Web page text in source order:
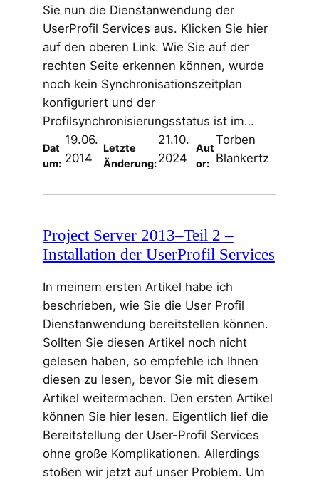
Sie nun die Dienstanwendung der
UserProfil Services aus. Klicken Sie hier
auf den oberen Link. Wie Sie auf der
rechten Seite erkennen können, wurde
noch kein Synchronisationszeitplan
konfiguriert und der
Profilsynchronisierungsstatus ist im…
Dat
um:
19.06.
2014
Letzte
Änderung:
21.10.
2024
Aut
or:
Torben
Blankertz
Project Server 2013–Teil 2 –
Installation der UserProfil Services
In meinem ersten Artikel habe ich
beschrieben, wie Sie die User Profil
Dienstanwendung bereitstellen können.
Sollten Sie diesen Artikel noch nicht
gelesen haben, so empfehle ich Ihnen
diesen zu lesen, bevor Sie mit diesem
Artikel weitermachen. Den ersten Artikel
können Sie hier lesen. Eigentlich lief die
Bereitstellung der User-Profil Services
ohne große Komplikationen. Allerdings
stoßen wir jetzt auf unser Problem. Um